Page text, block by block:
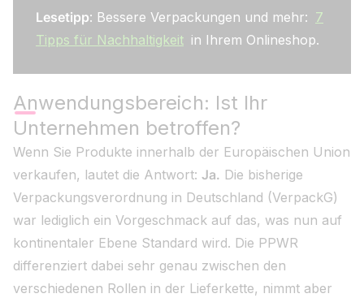
Lesetipp: Bessere Verpackungen und mehr: 7
Tipps für Nachhaltigkeit in Ihrem Onlineshop.
Anwendungsbereich: Ist Ihr
Unternehmen betroffen?
Wenn Sie Produkte innerhalb der Europäischen Union
verkaufen, lautet die Antwort: Ja. Die bisherige
Verpackungsverordnung in Deutschland (VerpackG)
war lediglich ein Vorgeschmack auf das, was nun auf
kontinentaler Ebene Standard wird. Die PPWR
differenziert dabei sehr genau zwischen den
verschiedenen Rollen in der Lieferkette, nimmt aber